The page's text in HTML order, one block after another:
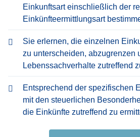
Einkunftsart einschließlich der
Einkünfteermittlungsart
Sie erlernen, die einzelnen
zu unterscheiden, abzugrenzen
Lebenssachverhalte zutreffend
Entsprechend der spezifischen
mit den steuerlichen
die Einkünfte zutreffend zu